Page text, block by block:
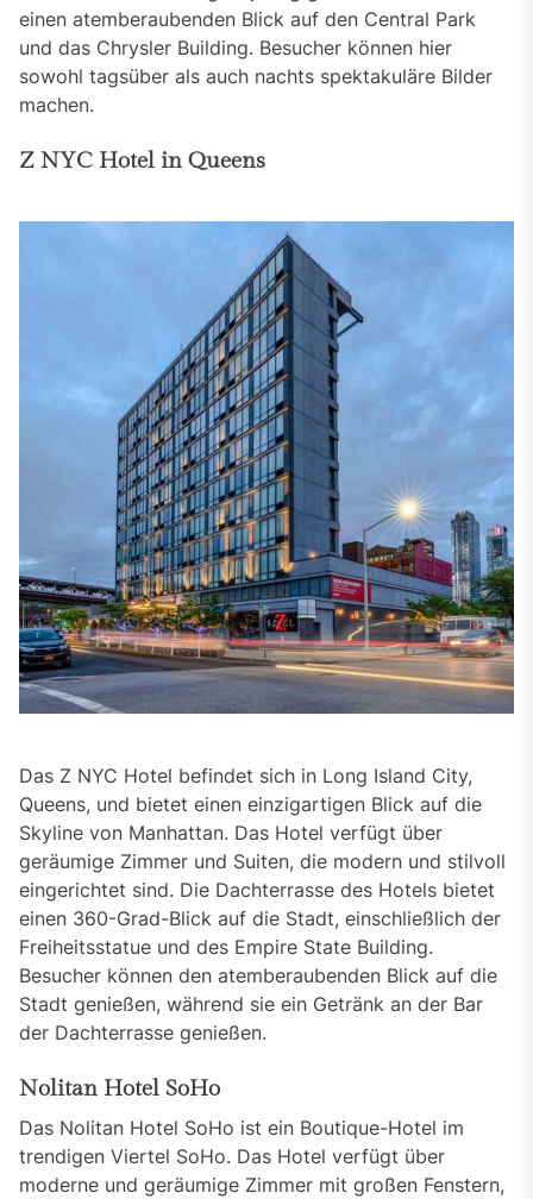
einen atemberaubenden Blick auf den Central Park
und das Chrysler Building. Besucher können hier
sowohl tagsüber als auch nachts spektakuläre Bilder
machen.
Z NYC Hotel in Queens
Das Z NYC Hotel befindet sich in Long Island City,
Queens, und bietet einen einzigartigen Blick auf die
Skyline von Manhattan. Das Hotel verfügt über
geräumige Zimmer und Suiten, die modern und stilvoll
eingerichtet sind. Die Dachterrasse des Hotels bietet
einen 360-Grad-Blick auf die Stadt, einschließlich der
Freiheitsstatue und des Empire State Building.
Besucher können den atemberaubenden Blick auf die
Stadt genießen, während sie ein Getränk an der Bar
der Dachterrasse genießen.
Nolitan Hotel SoHo
Das Nolitan Hotel SoHo ist ein Boutique-Hotel im
trendigen Viertel SoHo. Das Hotel verfügt über
moderne und geräumige Zimmer mit großen Fenstern,